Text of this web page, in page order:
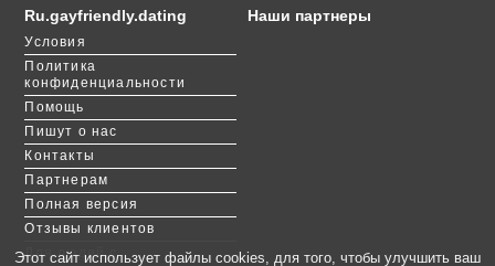
быстрый выбор подходящих кандидатов,
голосовыми сообщениями и видеоприветствиями.
Найти любовь можно и с помощью
во взаимную симпатию.
Ru.gayfriendly.dating
Условия
Политика
конфиденциальности
Помощь
Пишут о нас
Контакты
Партнерам
Полная версия
Отзывы клиентов
Для людей с
Наши партнеры
Этот сайт использует файлы cookies, для того, чтобы улучшить ваш